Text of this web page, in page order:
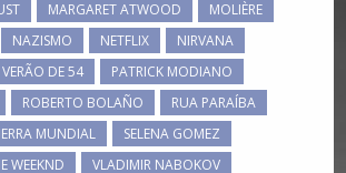
MARGARET ATWOOD
MOLIÈRE
NAZISMO NETFLIX
NIRVANA
DE 54
PATRICK MODIANO
ROBERTO BOLAÑO
RUA PARAÍBA
MUNDIAL
SELENA GOMEZ
WEEKND VLADIMIR NABOKOV